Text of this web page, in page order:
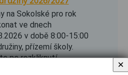
na Sokolské pro rok
ve dnech
v době 8:00-15:00
přízemí školy.
po rozkliknutí.
✕